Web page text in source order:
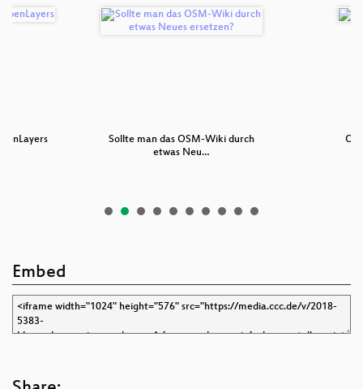
Sollte man das OSM-Wiki durch
etwas Neu…
Embed